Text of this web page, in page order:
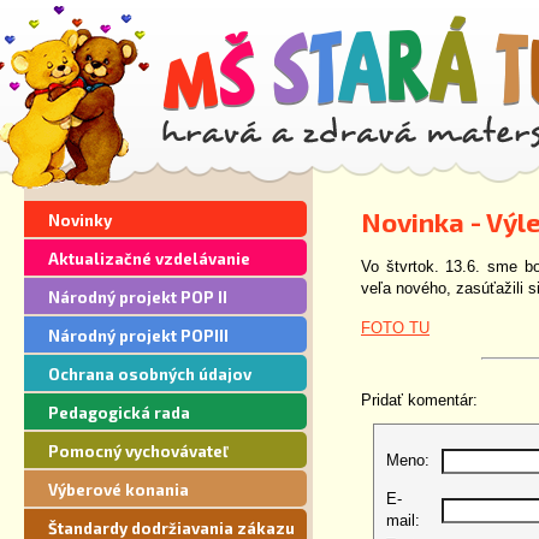
Novinky
Aktualizačné vzdelávanie
Národný projekt POP II
Národný projekt POPIII
Ochrana osobných údajov
Pedagogická rada
Pomocný vychovávateľ
Výberové konania
Štandardy dodržiavania zákazu
Novinka -
Vo štvrtok. 13.6. sme
veľa nového, zasúťažili
FOTO TU
Pridať komentár:
Meno:
E-
mail: